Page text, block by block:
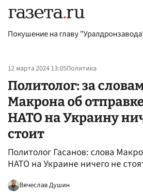
Покушение на главу
12 марта 2024 13:05Политика
Политолог: за
Макрона об
НАТО на Украину
стоит
Политолог Гасанов: слова
НАТО на Украине ничего не
Вячеслав Душин